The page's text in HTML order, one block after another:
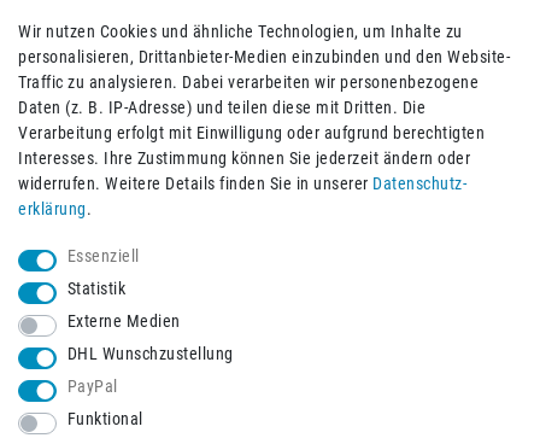
Impressum Daten­schutz­erklärung AGB
Wir nutzen Cookies und ähnliche Technologien, um Inhalte zu
personalisieren, Drittanbieter-Medien einzubinden und den Website-
Traffic zu analysieren. Dabei verarbeiten wir personenbezogene
Daten (z. B. IP-Adresse) und teilen diese mit Dritten. Die
Verarbeitung erfolgt mit Einwilligung oder aufgrund berechtigten
Interesses. Ihre Zustimmung können Sie jederzeit ändern oder
widerrufen. Weitere Details finden Sie in unserer Daten­schutz­
erklärung.
Essenziell
Statistik
Externe Medien
DHL Wunschzustellung
PayPal
Funktional